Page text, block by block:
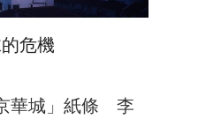
危機
華城」紙條 李